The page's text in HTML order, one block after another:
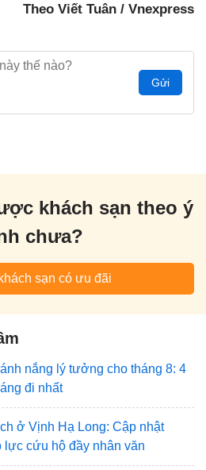
Theo Viết Tuân / Vnexpress
Gửi
khách sạn theo ý
chưa?
sạn có ưu đãi
nắng lý tưởng cho tháng 8: 4
đi nhất
ở Vịnh Hạ Long: Cập nhật
lực cứu hộ đầy nhân văn